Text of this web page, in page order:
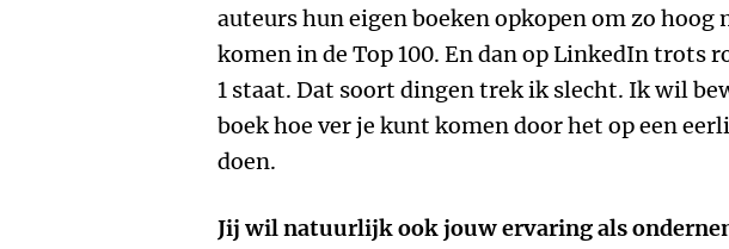
auteurs hun eigen boeken opkopen om zo hoog
komen in de Top 100. En dan op LinkedIn trots
1 staat. Dat soort dingen trek ik slecht. Ik wil
boek hoe ver je kunt komen door het op een
doen.
Jij wil natuurlijk ook jouw ervaring als